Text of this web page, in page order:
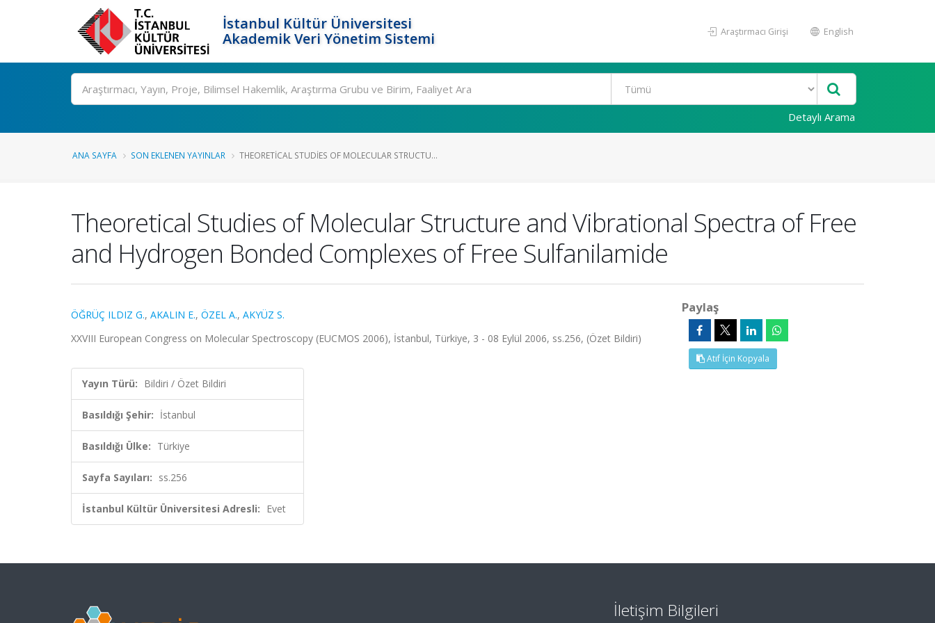
İstanbul Kültür Üniversitesi
Akademik Veri Yönetim Sistemi
Araştırmacı Girişi English
Ara
Detaylı Arama
ANA SAYFA SON EKLENEN YAYINLAR THEORETICAL STUDIES OF MOLECULAR STRUCTU...
Theoretical Studies of Molecular Structure and Vibrational Spectra of Free
and Hydrogen Bonded Complexes of Free Sulfanilamide
ÖĞRÜÇ ILDIZ G., AKALIN E., ÖZEL A., AKYÜZ S.
XXVIII European Congress on Molecular Spectroscopy (EUCMOS 2006), İstanbul, Türkiye, 3 - 08 Eylül 2006, ss.256, (Özet Bildiri)
Yayın Türü: Bildiri / Özet Bildiri
Basıldığı Şehir: İstanbul
Basıldığı Ülke: Türkiye
Sayfa Sayıları: ss.256
İstanbul Kültür Üniversitesi Adresli: Evet
Paylaş
Atıf İçin Kopyala
İletişim Bilgileri